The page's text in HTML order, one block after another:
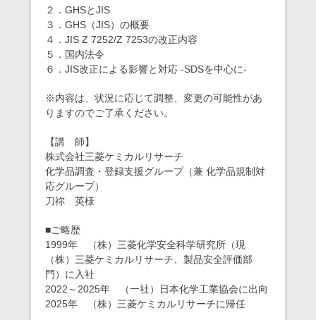
２．GHSとJIS
３．GHS（JIS）の概要
４．JIS Z 7252/Z 7253の改正内容
５．国内法令
６．JIS改正による影響と対応 -SDSを中心に-
※内容は、状況に応じて調整、変更の可能性があ
りますのでご了承ください。
【講 師】
株式会社三菱ケミカルリサーチ
化学品調査・登録支援グループ（兼 化学品規制対
応グループ）
刀祢 英様
■ご略歴
1999年 （株）三菱化学安全科学研究所（現
（株）三菱ケミカルリサーチ、製品安全評価部
門）に入社
2022～2025年 （一社）日本化学工業協会に出向
2025年 （株）三菱ケミカルリサーチに帰任